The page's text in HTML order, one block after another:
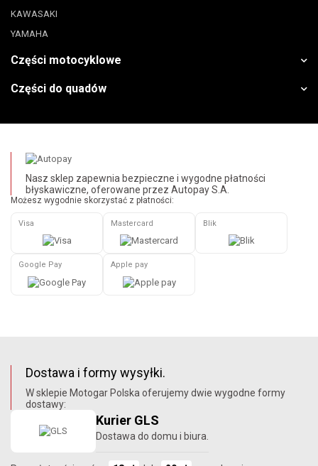
KAWASAKI
YAMAHA
Części motocyklowe
Części do quadów
Nasz sklep zapewnia bezpieczne i wygodne płatności
błyskawiczne, oferowane przez Autopay S.A.
Możesz wygodnie skorzystać z płatności:
Visa Mastercard Blik
Google Pay Apple pay
Dostawa i formy wysyłki.
W sklepie Motogar Polska oferujemy dwie wygodne formy
dostawy:
Kurier GLS
Dostawa do domu i biura.